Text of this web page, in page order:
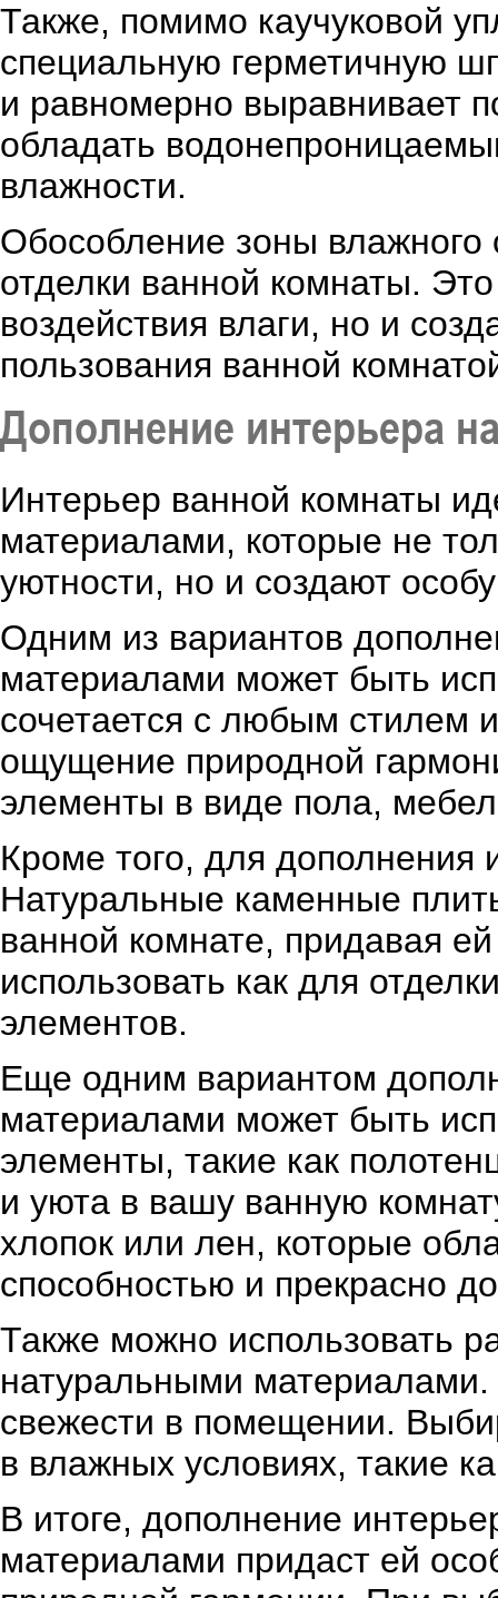
Также, помимо каучуковой
специальную герметичную
и равномерно выравнивает
обладать
влажности.
Обособление зоны влажного
отделки ванной комнаты.
воздействия влаги, но и
пользования ванной
Дополнение интерьера
Интерьер ванной комнаты
материалами, которые не
уютности, но и создают
Одним из вариантов
материалами может быть
сочетается с любым стилем
ощущение природной
элементы в виде пола,
Кроме того, для дополнения
Натуральные каменные
ванной комнате, придавая
использовать как для
элементов.
Еще одним вариантом
материалами может быть
элементы, такие как
и уюта в вашу ванную
хлопок или лен, которые
способностью и прекрасно
Также можно использовать
натуральными
свежести в помещении.
в влажных условиях, такие
В итоге, дополнение
материалами придаст ей